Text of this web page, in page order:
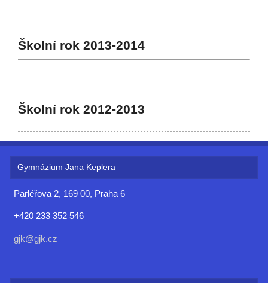
Školní rok 2013-2014
Školní rok 2012-2013
Gymnázium Jana Keplera
Parléřova 2, 169 00, Praha 6
+420 233 352 546
gjk@gjk.cz